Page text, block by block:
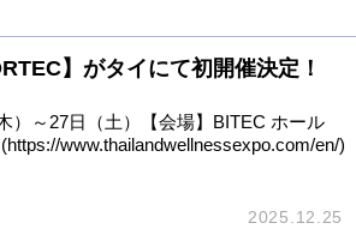
】がタイにて初開催決定！
）～27日（土）【会場】BITEC ホール
www.thailandwellnessexpo.com/en/)
2025.12.25